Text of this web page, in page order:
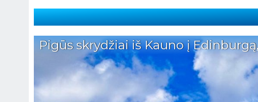
Pigūs skrydžiai iš Kauno į